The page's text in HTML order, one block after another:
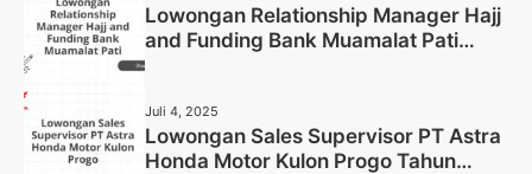
Lowongan Relationship Manager Hajj
and Funding Bank Muamalat Pati
Juli 4, 2025
Lowongan Sales Supervisor PT Astra
Honda Motor Kulon Progo Tahun